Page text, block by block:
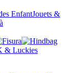
EnfantJouets &